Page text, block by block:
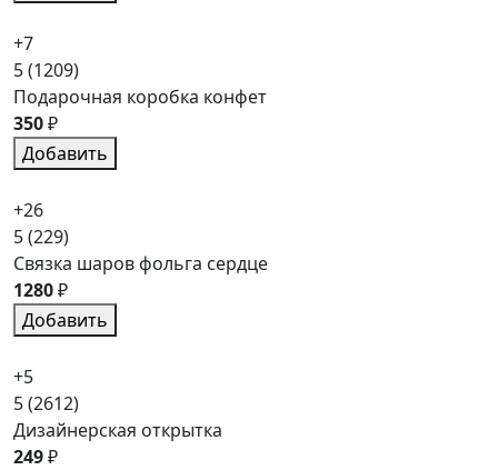
+7
5(1209)
Подарочная коробка конфет
350₽
Добавить
+26
5(229)
Связка шаров фольга сердце
1280₽
Добавить
+5
5(2612)
Дизайнерская открытка
249₽